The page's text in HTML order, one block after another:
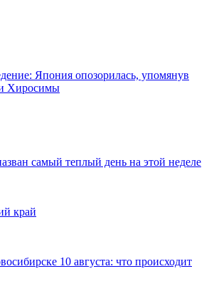
Япония опозорилась, упомянув
Хиросимы
самый теплый день на этой неделе
край
10 августа: что происходит